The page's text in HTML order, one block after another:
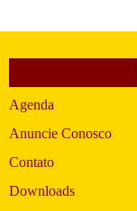
Agenda
Anuncie Conosco
Contato
Downloads